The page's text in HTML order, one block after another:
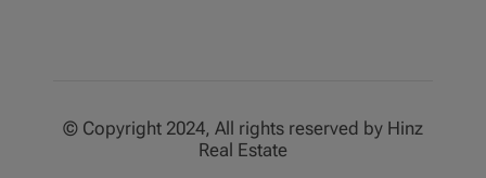
© Copyright 2024, All rights reserved by Hinz
Real Estate